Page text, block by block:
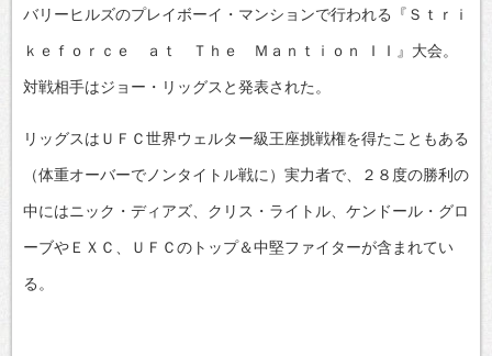
バリーヒルズのプレイボーイ・マンションで行われる『Ｓｔｒｉ
ｋｅｆｏｒｃｅ ａｔ Ｔｈｅ Ｍａｎｔｉｏｎ ＩＩ』大会。
対戦相手はジョー・リッグスと発表された。
リッグスはＵＦＣ世界ウェルター級王座挑戦権を得たこともある
（体重オーバーでノンタイトル戦に）実力者で、２８度の勝利の
中にはニック・ディアズ、クリス・ライトル、ケンドール・グロ
ーブやＥＸＣ、ＵＦＣのトップ＆中堅ファイターが含まれてい
る。